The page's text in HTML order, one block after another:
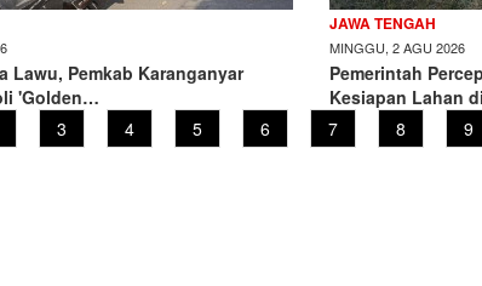
Lawu, Pemkab Karanganyar
'Golden…
JAWA TENGAH
MINGGU, 2 AGU 2026
Pemerintah
Kesiapan Lahan
Page
3 Page
4 Page
5 Page
6 Page
7 Page
8 9